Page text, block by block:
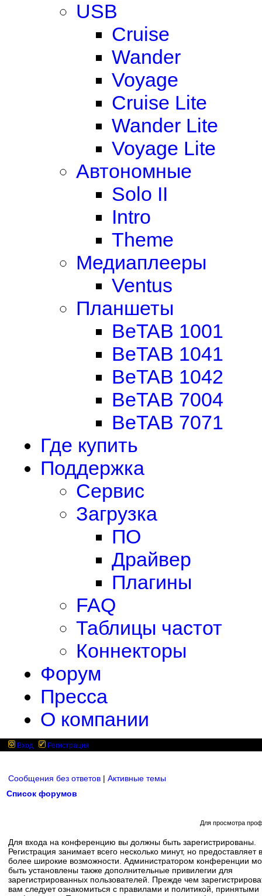
USB
Cruise
Wander
Voyage
Cruise Lite
Wander Lite
Voyage Lite
Автономные
Solo II
Intro
Theme
Медиаплееры
Ventus
Планшеты
BeTAB 1001
BeTAB 1041
BeTAB 1042
BeTAB 7004
BeTAB 7071
Где купить
Поддержка
Сервис
Загрузка
ПО
Драйвер
Плагины
FAQ
Таблицы частот
Коннекторы
Форум
Пресса
О компании
Вход Регистрация
Сообщения без ответов | Активные темы
Список форумов
Для просмотра
Для входа на конференцию вы должны быть зарегистрированы.
Регистрация занимает всего несколько минут, но предоставляет
более широкие возможности. Администратором конференции
быть установлены также дополнительные привилегии для
зарегистрированных пользователей. Прежде чем
вам следует ознакомиться с правилами и политикой, принятыми